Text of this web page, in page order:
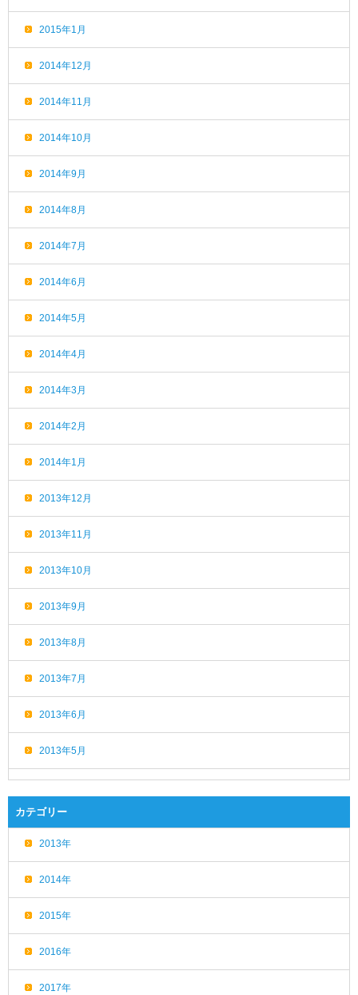
2015年1月
2014年12月
2014年11月
2014年10月
2014年9月
2014年8月
2014年7月
2014年6月
2014年5月
2014年4月
2014年3月
2014年2月
2014年1月
2013年12月
2013年11月
2013年10月
2013年9月
2013年8月
2013年7月
2013年6月
2013年5月
カテゴリー
2013年
2014年
2015年
2016年
2017年